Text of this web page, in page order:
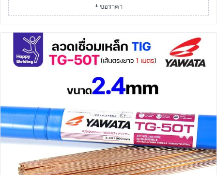
+ ขอราคา